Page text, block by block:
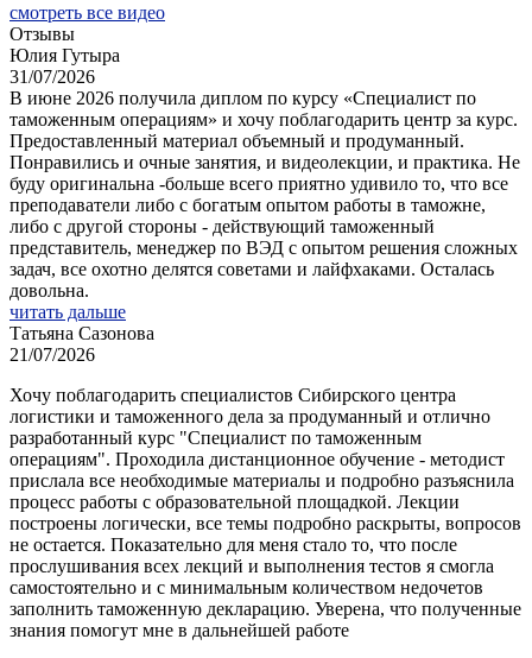
смотреть все видео
Отзывы
Юлия Гутыра
31/07/2026
В июне 2026 получила диплом по курсу «Специалист по
таможенным операциям» и хочу поблагодарить центр за курс.
Предоставленный материал объемный и продуманный.
Понравились и очные занятия, и видеолекции, и практика. Не
буду оригинальна -больше всего приятно удивило то, что все
преподаватели либо с богатым опытом работы в таможне,
либо с другой стороны - действующий таможенный
представитель, менеджер по ВЭД с опытом решения сложных
задач, все охотно делятся советами и лайфхаками. Осталась
довольна.
читать дальше
Татьяна Сазонова
21/07/2026
Хочу поблагодарить специалистов Сибирского центра
логистики и таможенного дела за продуманный и отлично
разработанный курс "Специалист по таможенным
операциям". Проходила дистанционное обучение - методист
прислала все необходимые материалы и подробно разъяснила
процесс работы с образовательной площадкой. Лекции
построены логически, все темы подробно раскрыты, вопросов
не остается. Показательно для меня стало то, что после
прослушивания всех лекций и выполнения тестов я смогла
самостоятельно и с минимальным количеством недочетов
заполнить таможенную декларацию. Уверена, что полученные
знания помогут мне в дальнейшей работе